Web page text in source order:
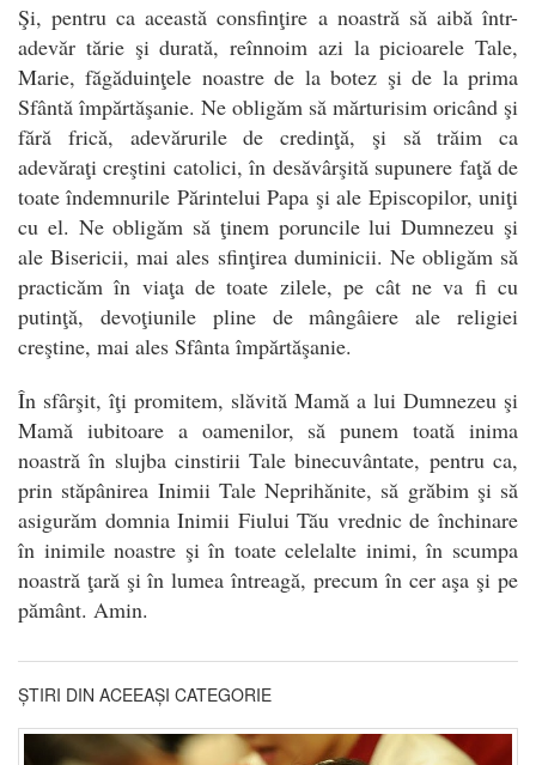
Şi, pentru ca această consfinţire a noastră să aibă într-
adevăr tărie şi durată, reînnoim azi la picioarele Tale,
Marie, făgăduinţele noastre de la botez şi de la prima
Sfântă împărtăşanie. Ne obligăm să mărturisim oricând şi
fără frică, adevărurile de credinţă, şi să trăim ca
adevăraţi creştini catolici, în desăvârşită supunere faţă de
toate îndemnurile Părintelui Papa şi ale Episcopilor, uniţi
cu el. Ne obligăm să ţinem poruncile lui Dumnezeu şi
ale Bisericii, mai ales sfinţirea duminicii. Ne obligăm să
practicăm în viaţa de toate zilele, pe cât ne va fi cu
putinţă, devoţiunile pline de mângâiere ale religiei
creştine, mai ales Sfânta împărtăşanie.
În sfârşit, îţi promitem, slăvită Mamă a lui Dumnezeu şi
Mamă iubitoare a oamenilor, să punem toată inima
noastră în slujba cinstirii Tale binecuvântate, pentru ca,
prin stăpânirea Inimii Tale Neprihănite, să grăbim şi să
asigurăm domnia Inimii Fiului Tău vrednic de închinare
în inimile noastre şi în toate celelalte inimi, în scumpa
noastră ţară şi în lumea întreagă, precum în cer aşa şi pe
pământ. Amin.
ȘTIRI DIN ACEEAȘI CATEGORIE